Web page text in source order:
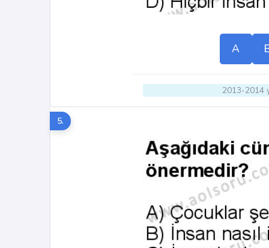
A
2013-2014
5.